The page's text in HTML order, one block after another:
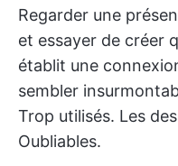
Regarder une
et essayer de créer
établit une
sembler
Trop utilisés. Les
Oubliables.